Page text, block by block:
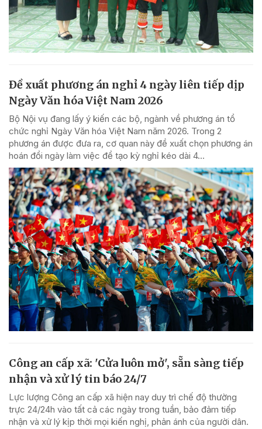
Đề xuất phương án nghỉ 4 ngày liên tiếp dịp
Ngày Văn hóa Việt Nam 2026
Bộ Nội vụ đang lấy ý kiến các bộ, ngành về phương án tổ
chức nghỉ Ngày Văn hóa Việt Nam năm 2026. Trong 2
phương án được đưa ra, cơ quan này đề xuất chọn phương án
hoán đổi ngày làm việc để tạo kỳ nghỉ kéo dài 4...
Công an cấp xã: 'Cửa luôn mở', sẵn sàng tiếp
nhận và xử lý tin báo 24/7
Lực lượng Công an cấp xã hiện nay duy trì chế độ thường
trực 24/24h vào tất cả các ngày trong tuần, bảo đảm tiếp
nhận và xử lý kịp thời mọi kiến nghị, phản ánh của người dân.